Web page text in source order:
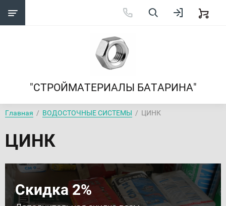
"СТРОЙМАТЕРИАЛЫ БАТАРИНА"
Скидка 2%
Главная
  /
ВОДОСТОЧНЫЕ СИСТЕМЫ
  /  ЦИНК
ЦИНК